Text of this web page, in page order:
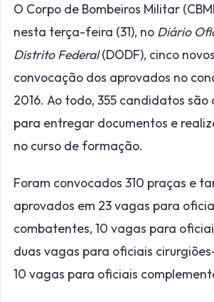
O Corpo de Bombeiros Militar
nesta terça-feira (31), no Diário
Distrito Federal(DODF), cinco
convocação dos aprovados no
2016. Ao todo, 355 candidatos são
para entregar documentos e
no curso de formação.
Foram convocados 310 praças e
aprovados em 23 vagas para
combatentes, 10 vagas para
duas vagas para oficiais
10 vagas para oficiais